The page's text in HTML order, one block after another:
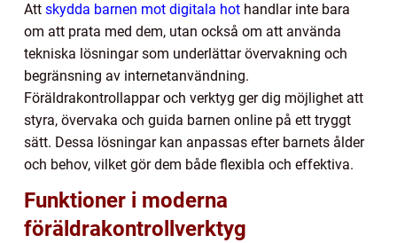
Att skydda barnen mot digitala hot handlar inte bara
om att prata med dem, utan också om att använda
tekniska lösningar som underlättar övervakning och
begränsning av internetanvändning.
Föräldrakontrollappar och verktyg ger dig möjlighet att
styra, övervaka och guida barnen online på ett tryggt
sätt. Dessa lösningar kan anpassas efter barnets ålder
och behov, vilket gör dem både flexibla och effektiva.
Funktioner i moderna
föräldrakontrollverktyg